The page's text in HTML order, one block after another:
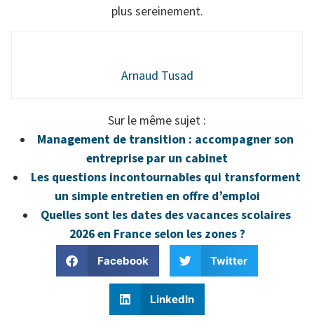
plus sereinement.
Arnaud Tusad
Sur le même sujet :
Management de transition : accompagner son
entreprise par un cabinet
Les questions incontournables qui transforment
un simple entretien en offre d’emploi
Quelles sont les dates des vacances scolaires
2026 en France selon les zones ?
Facebook Twitter
LinkedIn